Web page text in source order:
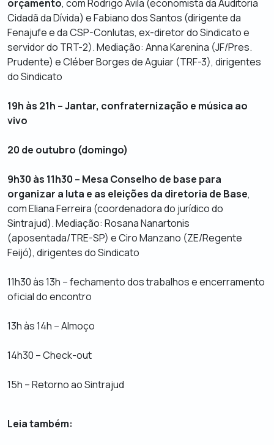
orçamento, com Rodrigo Ávila (economista da Auditoria
Cidadã da Dívida) e Fabiano dos Santos (dirigente da
Fenajufe e da CSP-Conlutas, ex-diretor do Sindicato e
servidor do TRT-2). Mediação: Anna Karenina (JF/Pres.
Prudente) e Cléber Borges de Aguiar (TRF-3), dirigentes
do Sindicato
19h às 21h – Jantar, confraternização e música ao
vivo
20 de outubro (domingo)
9h30 às 11h30 – Mesa Conselho de base para
organizar a luta e as eleições da diretoria de Base,
com Eliana Ferreira (coordenadora do jurídico do
Sintrajud). Mediação: Rosana Nanartonis
(aposentada/TRE-SP) e Ciro Manzano (ZE/Regente
Feijó), dirigentes do Sindicato
11h30 às 13h – fechamento dos trabalhos e encerramento
oficial do encontro
13h às 14h – Almoço
14h30 –Check-out
15h – Retorno ao Sintrajud
Leia também: